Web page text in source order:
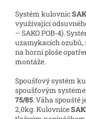
Systém kulovnic
využívající
– SAKO POB-4).
uzamykacích ozubů,
na horní ploše
montáže.
Spoušťový systém
spoušťovým
75/85. Váha spouště
2,0kg. Kulovnice